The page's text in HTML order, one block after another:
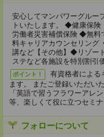
安心してマンパワーグルー
トいたします。 ◆健康保険
労働者災害補償保険 ◆無料
料キャリアカウンセリン
講など【その他】◆リゾー
ステなど各施設を特別割引
ポイント！
有資格者による
ます。 またご登録いただい
「英語で習うフラワーアレ
等、楽しくて役に立つセミナ
フォローについて